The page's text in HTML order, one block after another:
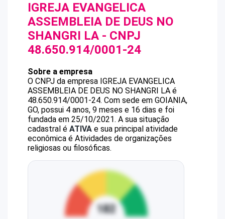
IGREJA EVANGELICA
ASSEMBLEIA DE DEUS NO
SHANGRI LA - CNPJ
48.650.914/0001-24
Sobre a empresa
O CNPJ da empresa IGREJA EVANGELICA
ASSEMBLEIA DE DEUS NO SHANGRI LA é
48.650.914/0001-24. Com sede em GOIANIA,
GO, possui 4 anos, 9 meses e 16 dias e foi
fundada em 25/10/2021. A sua situação
cadastral é ATIVA e sua principal atividade
econômica é Atividades de organizações
religiosas ou filosóficas.